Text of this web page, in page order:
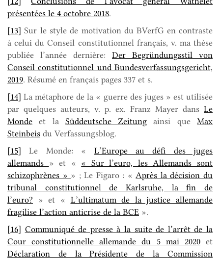
présentées le 4 octobre 2018.
[13] Sur le style de motivation du BVerfG en contraste
à celui du Conseil constitutionnel français, v. ma thèse
publiée l’année dernière: Der Begründungsstil von
Conseil constitutionnel und Bundesverfassungsgericht,
2019. Résumé en français pages 337 et s.
[14] La métaphore de la « guerre des juges » est utilisée
par quelques auteurs, v. p. ex. Franz Mayer dans Le
Monde et la Süddeutsche Zeitung ainsi que Max
Steinbeis du Verfassungsblog.
[15] Le Monde: « L’Europe au défi des juges
allemands » et « « Sur l’euro, les Allemands sont
schizophrènes » » ; Le Figaro : « Après la décision du
tribunal constitutionnel de Karlsruhe, la fin de
l’euro? » et « L’ultimatum de la justice allemande
fragilise l’action anticrise de la BCE ».
[16] Communiqué de presse à la suite de l’arrêt de la
Cour constitutionnelle allemande du 5 mai 2020et
Déclaration de la Présidente de la Commission